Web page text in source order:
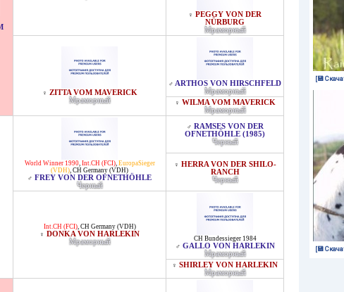
♀ PEGGY VON DER
NÜRBURG
Мраморный
♀ ZITTA VOM MAVERICK
Мраморный
♂ ARTHOS VON HIRSCHFELD
Мраморный
♀ WILMA VOM MAVERICK
Мраморный
World Winner 1990, Int.CH (FCI), EuropaSieger
(VDH), CH Germany (VDH)
♂ FREY VON DER OFNETHÖHLE
Черный
♂ RAMSES VON DER
OFNETHÖHLE (1985)
Черный
♀ HERRA VON DER SHILO-
RANCH
Черный
Int.CH (FCI), CH Germany (VDH)
♀ DONKA VON HARLEKIN
Мраморный
CH Bundessieger 1984
♂ GALLO VON HARLEKIN
Мраморный
♀ SHIRLEY VON HARLEKIN
Мраморный
[💾
[💾